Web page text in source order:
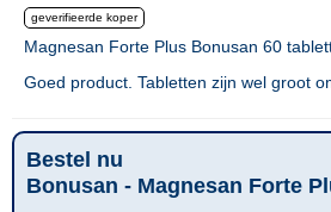
geverifieerde koper
Magnesan Forte Plus Bonusan 60
Goed product. Tabletten zijn wel groot
Bestel nu
Bonusan - Magnesan Forte